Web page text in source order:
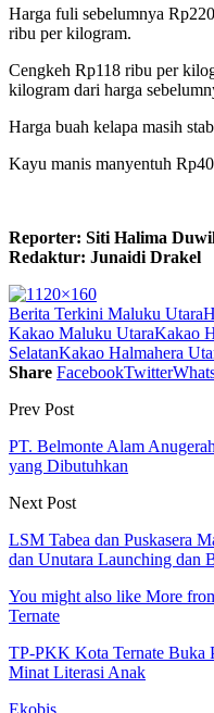
Harga fuli sebelumnya
ribu per kilogram.
Cengkeh Rp118 ribu per
kilogram dari harga
Harga buah kelapa masih
Kayu manis manyentuh
Reporter: Siti Halima
Redaktur: Junaidi Drakel
Berita Terkini Maluku Utara
Kakao Maluku UtaraKakao
SelatanKakao Halmahera
Share FacebookTwitter
Prev Post
PT. Belmonte Alam
yang Dibutuhkan
Next Post
LSM Tabea dan Puskasera
dan Unutara Launching dan
You might also like More
Ternate
TP-PKK Kota Ternate Buka
Minat Literasi Anak
Ekobis